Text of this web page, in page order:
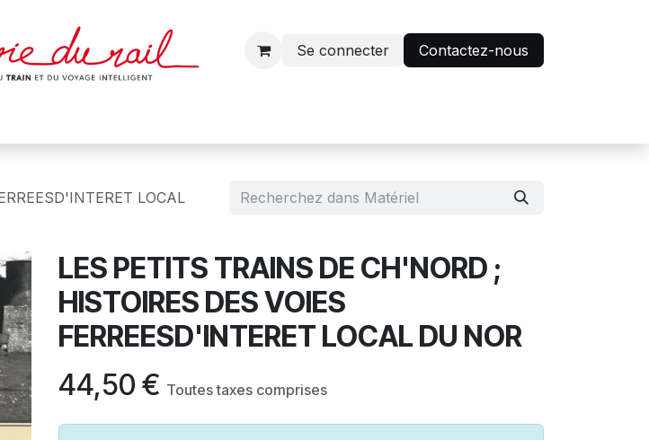
Se connecter Contactez-nous
LOCAL
LES PETITS TRAINS DE CH'NORD ;
HISTOIRES DES VOIES
FERREESD'INTERET LOCAL DU NOR
44,50 € Toutes taxes comprises